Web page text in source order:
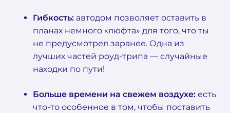
Гибкость: автодом позволяет оставить в
планах немного «люфта» для того, что ты
не предусмотрел заранее. Одна из
лучших частей роуд-трипа — случайные
находки по пути!
Больше времени на свежем воздухе: есть
что-то особенное в том, чтобы поставить